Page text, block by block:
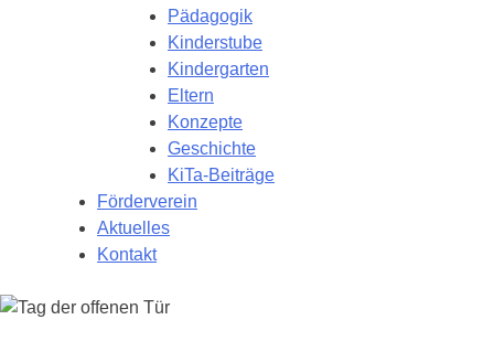
Pädagogik
Kinderstube
Kindergarten
Eltern
Konzepte
Geschichte
KiTa-Beiträge
Förderverein
Aktuelles
Kontakt